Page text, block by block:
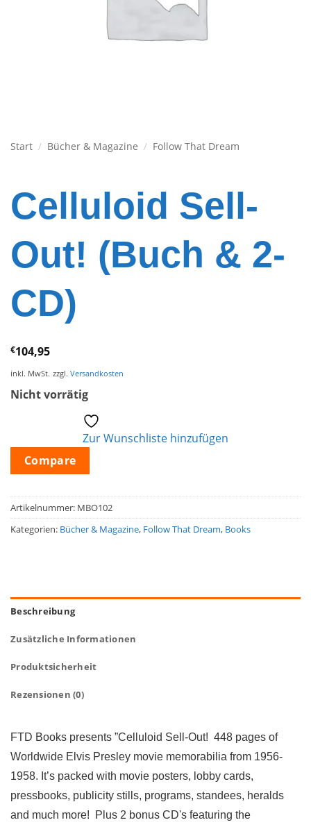
Start / Bücher & Magazine / Follow That Dream
Celluloid Sell-
Out! (Buch & 2-
CD)
€104,95
inkl. MwSt. zzgl. Versandkosten
Nicht vorrätig
Zur Wunschliste hinzufügen
Compare
Artikelnummer: MBO102
Kategorien: Bücher & Magazine, Follow That Dream, Books
Beschreibung
Zusätzliche Informationen
Produktsicherheit
Rezensionen (0)
FTD Books presents ”Celluloid Sell-Out! 448 pages of
Worldwide Elvis Presley movie memorabilia from 1956-
1958. It’s packed with movie posters, lobby cards,
pressbooks, publicity stills, programs, standees, heralds
and much more! Plus 2 bonus CD's featuring the